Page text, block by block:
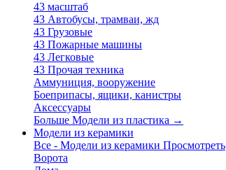
43 масштаб
43 Автобусы, трамваи, жд
43 Грузовые
43 Пожарные машины
43 Легковые
43 Прочая техника
Аммуниция, вооружение
Боеприпасы, ящики, канистры
Аксессуары
Больше Модели из пластика →
Модели из керамики
Все - Модели из керамики Просмотреть
Ворота